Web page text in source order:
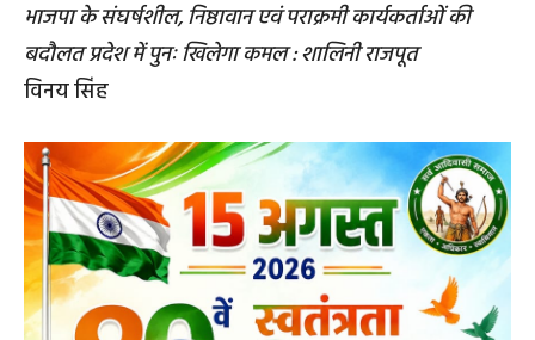
भाजपा के संघर्षशील, निष्ठावान एवं पराक्रमी कार्यकर्ताओं की
बदौलत प्रदेश में पुनः खिलेगा कमल : शालिनी राजपूत
विनय सिंह